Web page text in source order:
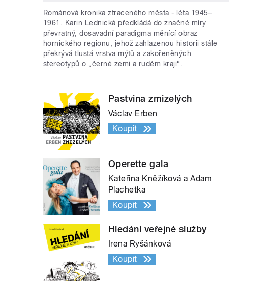
Románová kronika ztraceného města - léta 1945–
1961. Karin Lednická předkládá do značné míry
převratný, dosavadní paradigma měnící obraz
hornického regionu, jehož zahlazenou historii stále
překrývá tlustá vrstva mýtů a zakořeněných
stereotypů o „černé zemi a rudém kraji“.
Pastvina zmizelých
Václav Erben
Koupit
Operette gala
Kateřina Kněžíková a Adam
Plachetka
Koupit
Hledání veřejné služby
Irena Ryšánková
Koupit